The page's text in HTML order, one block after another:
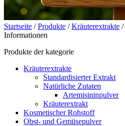
Startseite /Produkte /Kräuterextrakte /
Informationen
Produkte der kategorie
Kräuterextrakte
Standardisierter Extrakt
Natürliche Zutaten
Artemisininpulver
Kräuterextrakt
Kosmetischer Rohstoff
Obst- und Gemüsepulver